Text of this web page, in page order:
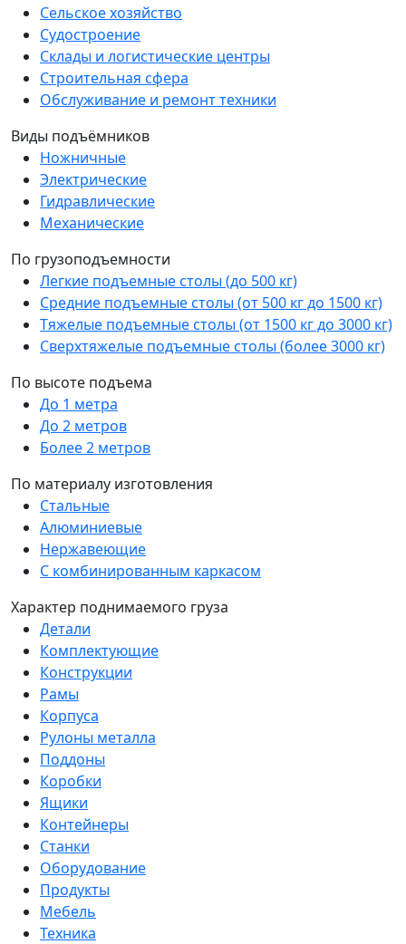
Сельское хозяйство
Судостроение
Склады и логистические центры
Строительная сфера
Обслуживание и ремонт техники
Виды подъёмников
Ножничные
Электрические
Гидравлические
Механические
По грузоподъемности
Легкие подъемные столы (до 500 кг)
Средние подъемные столы (от 500 кг до 1500 кг)
Тяжелые подъемные столы (от 1500 кг до 3000 кг)
Сверхтяжелые подъемные столы (более 3000 кг)
По высоте подъема
До 1 метра
До 2 метров
Более 2 метров
По материалу изготовления
Стальные
Алюминиевые
Нержавеющие
С комбинированным каркасом
Характер поднимаемого груза
Детали
Комплектующие
Конструкции
Рамы
Корпуса
Рулоны металла
Поддоны
Коробки
Ящики
Контейнеры
Станки
Оборудование
Продукты
Мебель
Техника